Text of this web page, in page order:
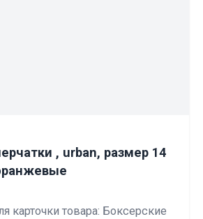
, urban, размер 14
карточки товара: Боксерские